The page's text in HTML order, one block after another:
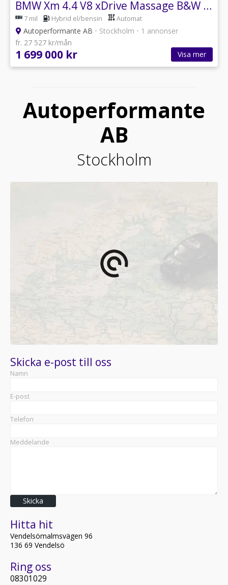
BMW Xm 4.4 V8 xDrive Massage B&W HuD Moms OMG LEV 653hk
7 mil Hybrid el/bensin Automat
Autoperformante AB • Stockholm • 1 annonser
fr. 27 527 kr/mån
1 699 000 kr Visa mer
Autoperformante
AB
Stockholm
Skicka e-post till oss
Namn
E-post
Telefon
Meddelande
Skicka
Hitta hit
Vendelsömalmsvägen 96
136 69 Vendelsö
Ring oss
08301029